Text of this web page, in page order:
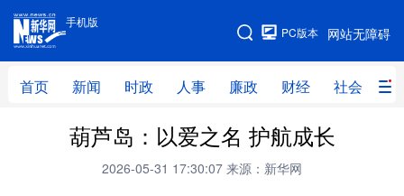
手机版
网站无障碍
PC版本
首页 新闻 时政 人事 廉政 财经 社会 科
手机版
网站地图
首页 新闻 时政 人事
财经 社会
葫芦岛：以爱之名 护航成长
2026-05-31 17:30:07 来源：新华网